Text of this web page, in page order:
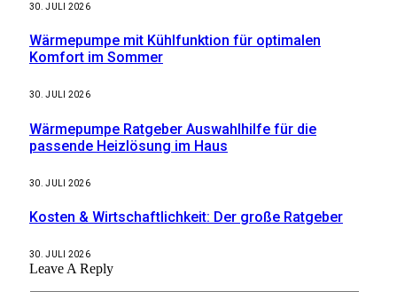
30. JULI 2026
Wärmepumpe mit Kühlfunktion für optimalen
Komfort im Sommer
30. JULI 2026
Wärmepumpe Ratgeber Auswahlhilfe für die
passende Heizlösung im Haus
30. JULI 2026
Kosten & Wirtschaftlichkeit: Der große Ratgeber
30. JULI 2026
Leave A Reply